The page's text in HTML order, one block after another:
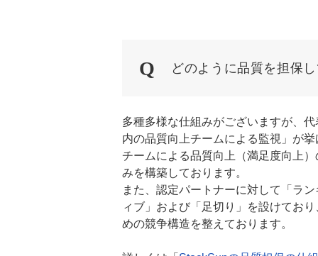
どのように品質を担保
多種多様な仕組みがございますが、
内の品質向上チームによる監視」が
チームによる品質向上（満足度向上
みを構築しております。
また、認定パートナーに対して「ラ
ィブ」および「足切り」を設けてお
めの競争構造を整えております。